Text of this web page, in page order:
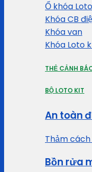
Ổ khóa Loto
Khóa CB
Khóa van
Khóa Loto
THẺ CẢNH
BỘ LOTO KIT
An toàn
Thảm
Bồn rửa